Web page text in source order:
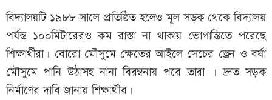
বিদ্যালয়টি ১৯৮৮ সালে প্রতিষ্ঠিত হলেও মূল সড়ক থেকে বিদ্যালয়
পর্যন্ত ১০০মিটারেরও কম রাস্তা না থাকায় ভোগান্তিতে পরেছে
শিক্ষার্থীরা। বোরো মৌসুমে ক্ষেতের আইলে সেচের ড্রেন ও বর্ষা
মৌসুমে পানি উঠাসহ নানা বিরম্বনায় পরে তারা । দ্রুত সড়ক
নির্মাণের দাবি জানায় শিক্ষার্থীর।